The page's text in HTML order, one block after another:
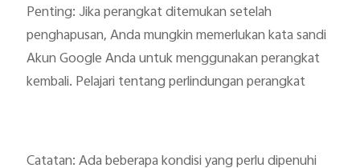
Penting: Jika perangkat ditemukan setelah
penghapusan, Anda mungkin memerlukan kata sandi
Akun Google Anda untuk menggunakan perangkat
kembali. Pelajari tentang perlindungan perangkat
Catatan: Ada beberapa kondisi yang perlu dipenuhi